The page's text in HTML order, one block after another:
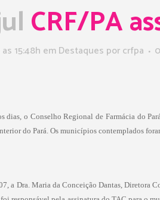
CRF/PA
15:48h emDestaques porcrfpa
dias, o Conselho Regional de Farmácia do
do Pará. Os municípios contemplados
a Dra. Maria da Conceição Dantas, Diretora